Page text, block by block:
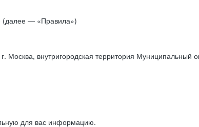
(далее — «Правила»)
внутригородская территория Муниципальный
для вас информацию.